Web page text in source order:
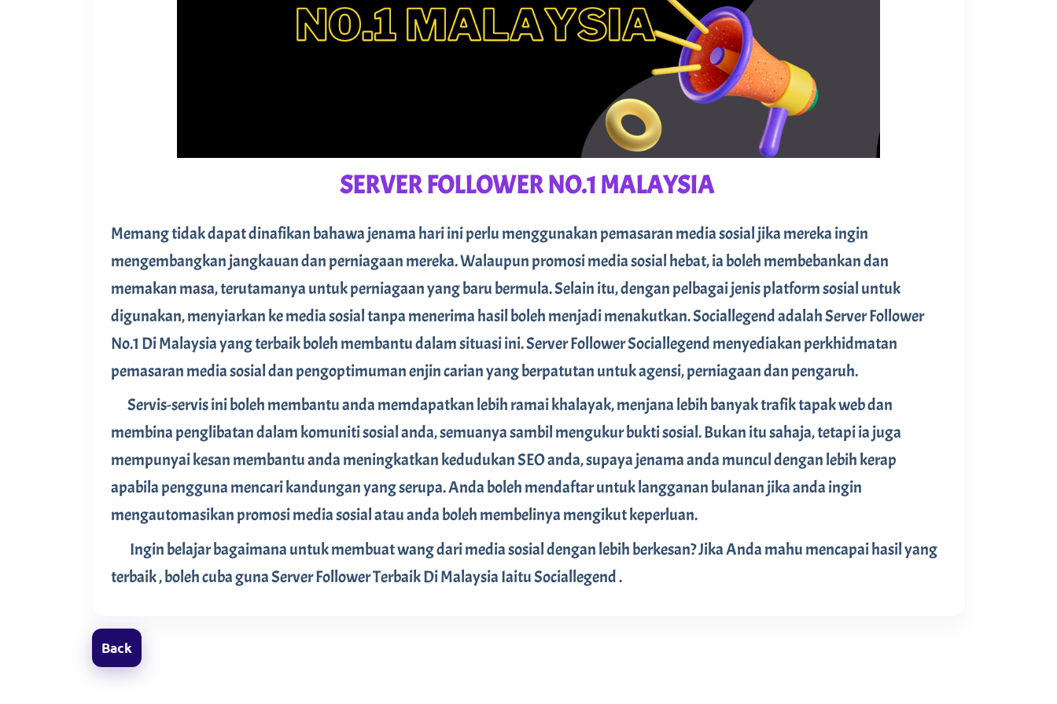
SERVER FOLLOWER NO.1 MALAYSIA
Memang tidak dapat dinafikan bahawa jenama hari ini perlu menggunakan pemasaran media sosial jika mereka ingin
mengembangkan jangkauan dan perniagaan mereka. Walaupun promosi media sosial hebat, ia boleh membebankan dan
memakan masa, terutamanya untuk perniagaan yang baru bermula. Selain itu, dengan pelbagai jenis platform sosial untuk
digunakan, menyiarkan ke media sosial tanpa menerima hasil boleh menjadi menakutkan. Sociallegend adalah Server Follower
No.1 Di Malaysia yang terbaik boleh membantu dalam situasi ini. Server Follower Sociallegend menyediakan perkhidmatan
pemasaran media sosial dan pengoptimuman enjin carian yang berpatutan untuk agensi, perniagaan dan pengaruh.
Servis-servis ini boleh membantu anda memdapatkan lebih ramai khalayak, menjana lebih banyak trafik tapak web dan
membina penglibatan dalam komuniti sosial anda, semuanya sambil mengukur bukti sosial. Bukan itu sahaja, tetapi ia juga
mempunyai kesan membantu anda meningkatkan kedudukan SEO anda, supaya jenama anda muncul dengan lebih kerap
apabila pengguna mencari kandungan yang serupa. Anda boleh mendaftar untuk langganan bulanan jika anda ingin
mengautomasikan promosi media sosial atau anda boleh membelinya mengikut keperluan.
Ingin belajar bagaimana untuk membuat wang dari media sosial dengan lebih berkesan? Jika Anda mahu mencapai hasil yang
terbaik , boleh cuba guna Server Follower Terbaik Di Malaysia Iaitu Sociallegend .
Back